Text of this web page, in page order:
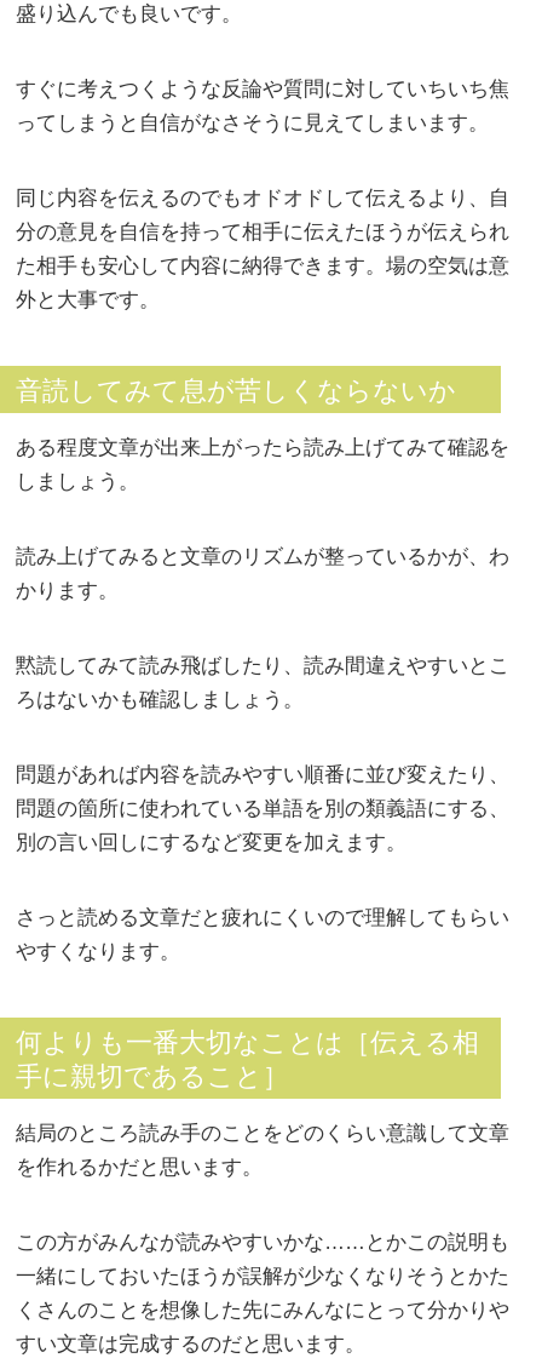
盛り込んでも良いです。
すぐに考えつくような反論や質問に対していちいち焦
ってしまうと自信がなさそうに見えてしまいます。
同じ内容を伝えるのでもオドオドして伝えるより、自
分の意見を自信を持って相手に伝えたほうが伝えられ
た相手も安心して内容に納得できます。場の空気は意
外と大事です。
音読してみて息が苦しくならないか
ある程度文章が出来上がったら読み上げてみて確認を
しましょう。
読み上げてみると文章のリズムが整っているかが、わ
かります。
黙読してみて読み飛ばしたり、読み間違えやすいとこ
ろはないかも確認しましょう。
問題があれば内容を読みやすい順番に並び変えたり、
問題の箇所に使われている単語を別の類義語にする、
別の言い回しにするなど変更を加えます。
さっと読める文章だと疲れにくいので理解してもらい
やすくなります。
何よりも一番大切なことは［伝える相
手に親切であること］
結局のところ読み手のことをどのくらい意識して文章
を作れるかだと思います。
この方がみんなが読みやすいかな……とかこの説明も
一緒にしておいたほうが誤解が少なくなりそうとかた
くさんのことを想像した先にみんなにとって分かりや
すい文章は完成するのだと思います。